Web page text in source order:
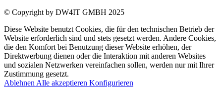
© Copyright by DW4IT GMBH 2025
Diese Website benutzt Cookies, die für den technischen Betrieb der
Website erforderlich sind und stets gesetzt werden. Andere Cookies,
die den Komfort bei Benutzung dieser Website erhöhen, der
Direktwerbung dienen oder die Interaktion mit anderen Websites
und sozialen Netzwerken vereinfachen sollen, werden nur mit Ihrer
Zustimmung gesetzt.
Ablehnen Alle akzeptieren Konfigurieren